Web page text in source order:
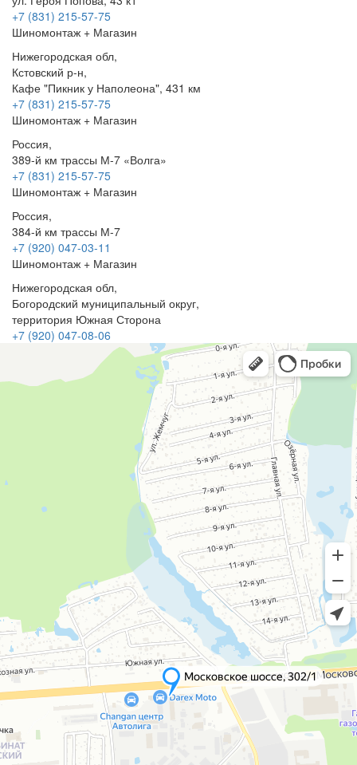
+7 (831) 215-57-75
Шиномонтаж + Магазин
Нижегородская обл,
Кстовский р-н,
Кафе "Пикник у Наполеона", 431 км
+7 (831) 215-57-75
Шиномонтаж + Магазин
Россия,
389-й км трассы М-7 «Волга»
+7 (831) 215-57-75
Шиномонтаж + Магазин
Россия,
384-й км трассы М-7
+7 (920) 047-03-11
Шиномонтаж + Магазин
Нижегородская обл,
Богородский муниципальный округ,
территория Южная Сторона
+7 (920) 047-08-06